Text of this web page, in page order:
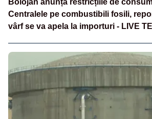
Centralele pe combustibili fosili,
vârf se va apela la importuri - LIVE